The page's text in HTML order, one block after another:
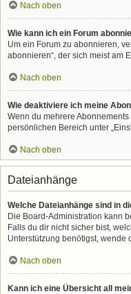
Nach oben
Wie kann ich ein Forum
Um ein Forum zu abonnieren,
abonnieren“, der sich meist am
Nach oben
Wie deaktiviere ich meine
Wenn du mehrere
persönlichen Bereich unter
Nach oben
Dateianhänge
Welche Dateianhänge sind in
Die Board-Administration kann
Falls du dir nicht sicher bist,
Unterstützung benötigst, wende
Nach oben
Kann ich eine Übersicht all